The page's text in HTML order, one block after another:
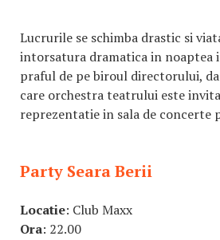
Lucrurile se schimba drastic si
intorsatura dramatica in noaptea
praful de pe biroul directorului,
care orchestra teatrului este
reprezentatie in sala de concerte
Party Seara Berii
Locatie: Club Maxx
Ora: 22.00